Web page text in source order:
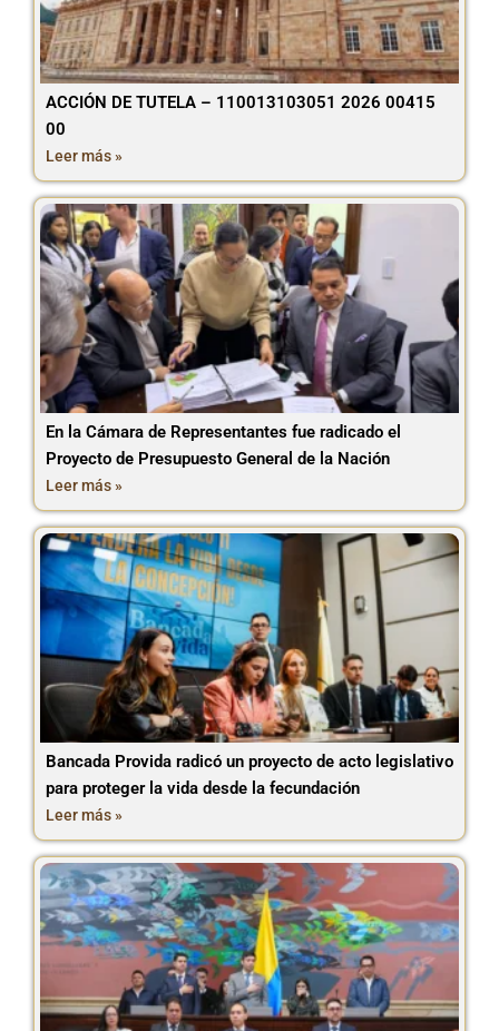
ACCIÓN DE TUTELA – 110013103051 2026 00415
00
Leer más »
En la Cámara de Representantes fue radicado el
Proyecto de Presupuesto General de la Nación
Leer más »
Bancada Provida radicó un proyecto de acto legislativo
para proteger la vida desde la fecundación
Leer más »